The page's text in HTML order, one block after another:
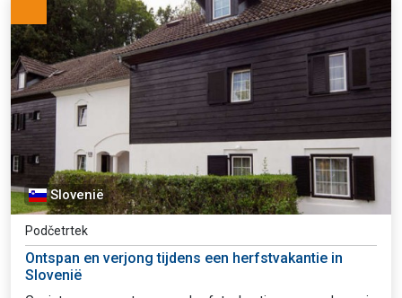
Slovenië
Podčetrtek
Ontspan en verjong tijdens een herfstvakantie in
Slovenië